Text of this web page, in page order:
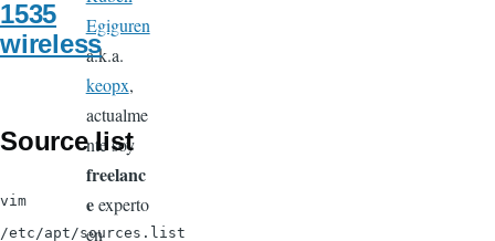
1535
wireless
Source list
vim
/etc/apt/sources.list
Egiguren
a.k.a.
keopx,
actualme
nte soy
freelanc
eexperto
en